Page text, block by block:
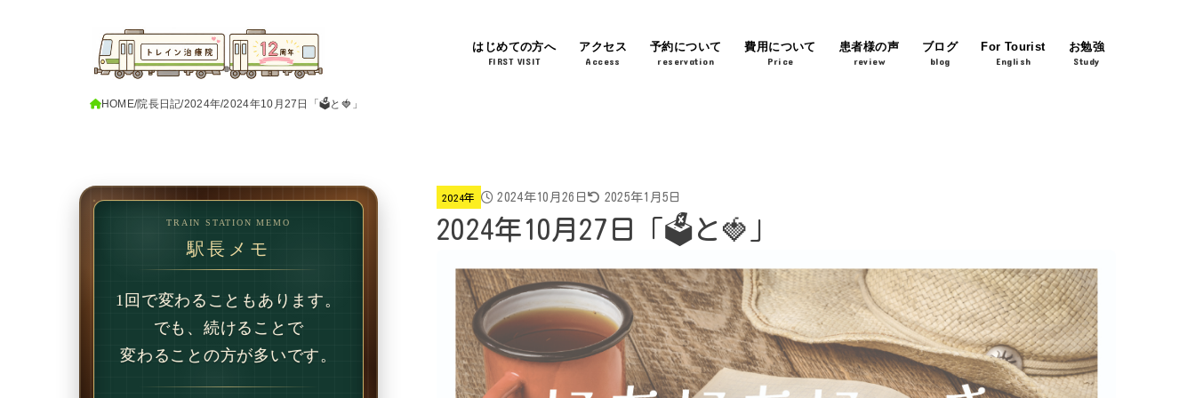
はじめての方へ
FIRST VISIT
アクセス
Access
予約について
reservation
費用について
Price
患者様の声
review
ブログ
blog
For Tourist
English
お勉強
Study
HOME 院長日記 2024年 2024年10月27日「🗳️と🍓」
2024年 2024年10月26日 2025年1月5日
2024年10月27日「🗳️と🍓」
TRAIN STATION MEMO
駅長メモ
1回で変わることもあります。
でも、続けることで
変わることの方が多いです。